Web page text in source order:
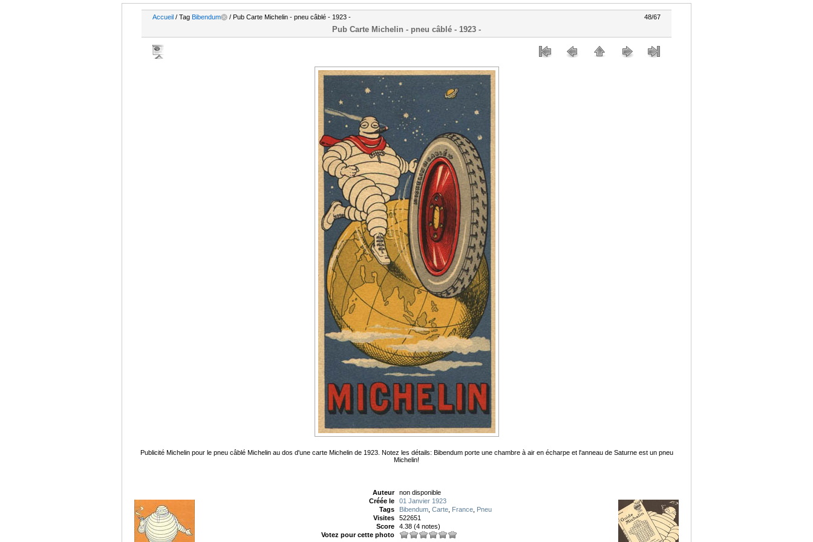
Accueil / Tag Bibendum / Pub Carte Michelin - pneu câblé - 1923 - 48/67
Pub Carte Michelin - pneu câblé - 1923 -
Publicité Michelin pour le pneu câblé Michelin au dos d'une carte Michelin de 1923. Notez les détails: Bibendum porte une chambre à air en écharpe et l'anneau de Saturne est un pneu
Michelin!
Auteur
non disponible
Créée le
01 Janvier 1923
Tags
Bibendum Carte France Pneu
Visites
522651
Score
4.38 (4 notes)
Votez pour cette photo